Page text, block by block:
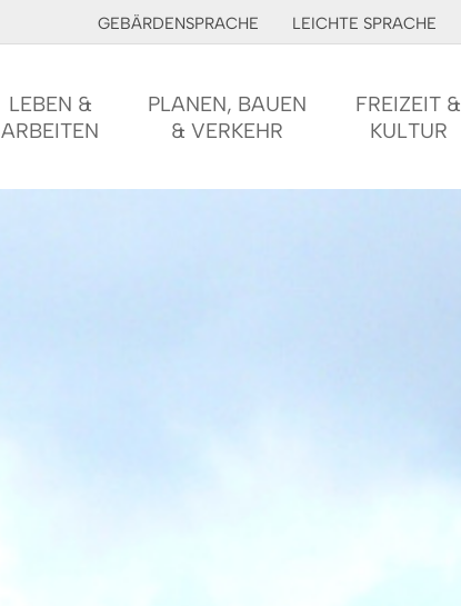
GEBÄRDENSPRACHE LEICHTE SPRACHE
LEBEN &
ARBEITEN
PLANEN, BAUEN
& VERKEHR
FREIZEIT &
KULTUR